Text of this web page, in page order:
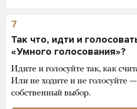
7
Так что, идти и
«Умного голосования»?
Идите и голосуйте так, как
Или не ходите и не голосуйте
собственный выбор.